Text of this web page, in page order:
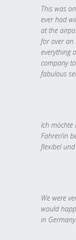
This was
ever had
at the
for over an
everything
company
fabulous
Ich möchte
Fahrer/in
flexibel
We were
would
in Germany.